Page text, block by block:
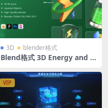
3D blender格式
Blend格式 3D Energy and E
立体新能源太阳能电池风能环
保插图插画含png免抠图片
VIP